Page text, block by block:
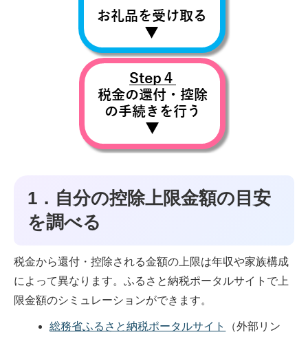
1．自分の控除上限金額の目安
を調べる
税金から還付・控除される金額の上限は年収や家族構成
によって異なります。ふるさと納税ポータルサイトで上
限金額のシミュレーションができます。
総務省ふるさと納税ポータルサイト
（外部リン